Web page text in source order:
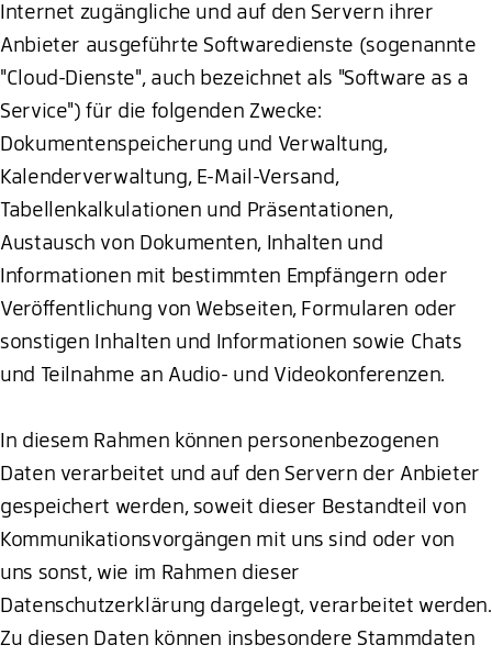
Internet zugängliche und auf den Servern ihrer
Anbieter ausgeführte Softwaredienste (sogenannte
"Cloud-Dienste", auch bezeichnet als "Software as a
Service") für die folgenden Zwecke:
Dokumentenspeicherung und Verwaltung,
Kalenderverwaltung, E-Mail-Versand,
Tabellenkalkulationen und Präsentationen,
Austausch von Dokumenten, Inhalten und
Informationen mit bestimmten Empfängern oder
Veröffentlichung von Webseiten, Formularen oder
sonstigen Inhalten und Informationen sowie Chats
und Teilnahme an Audio- und Videokonferenzen.
In diesem Rahmen können personenbezogenen
Daten verarbeitet und auf den Servern der Anbieter
gespeichert werden, soweit dieser Bestandteil von
Kommunikationsvorgängen mit uns sind oder von
uns sonst, wie im Rahmen dieser
Datenschutzerklärung dargelegt, verarbeitet werden.
Zu diesen Daten können insbesondere Stammdaten